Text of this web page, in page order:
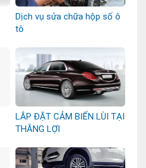
Dịch vụ sửa chữa hộp số ô
tô
LẮP ĐẶT CẢM BIẾN LÙI TẠI
THẮNG LỢI